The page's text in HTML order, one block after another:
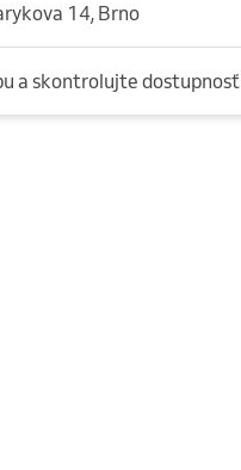
14, Brno
a skontrolujte dostupnosť